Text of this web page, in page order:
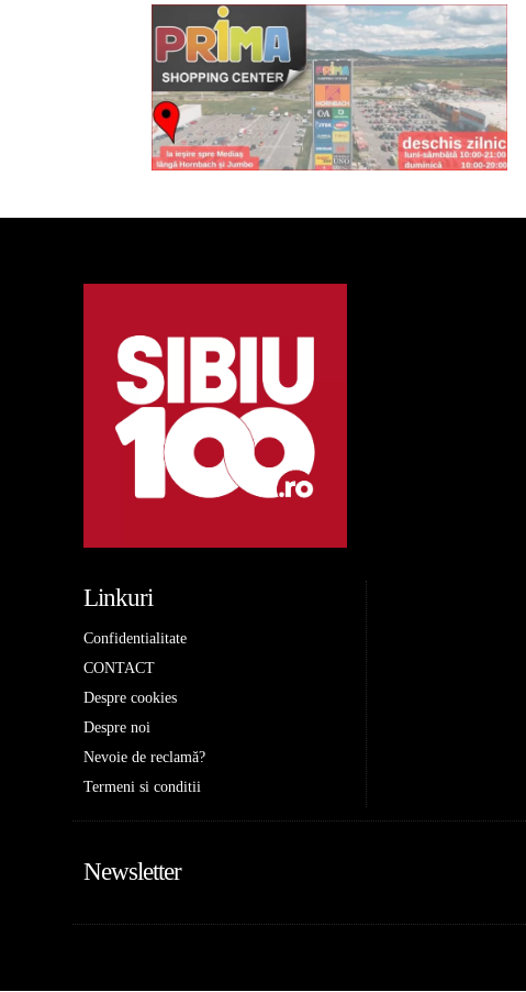
Linkuri
Confidentialitate
CONTACT
Despre cookies
Despre noi
Nevoie de reclamă?
Termeni si conditii
Newsletter